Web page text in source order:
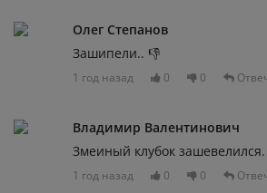
Олег Степанов
Зашипели.. 👎
1 год назад 0 0
Владимир Валентинович
Змеиный клубок зашевелился.
1 год назад 0 0